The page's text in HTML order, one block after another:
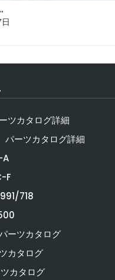
ツカタログ詳細
ーツカタログ詳細
A
F
718
ーツカタログ
カタログ
カタログ